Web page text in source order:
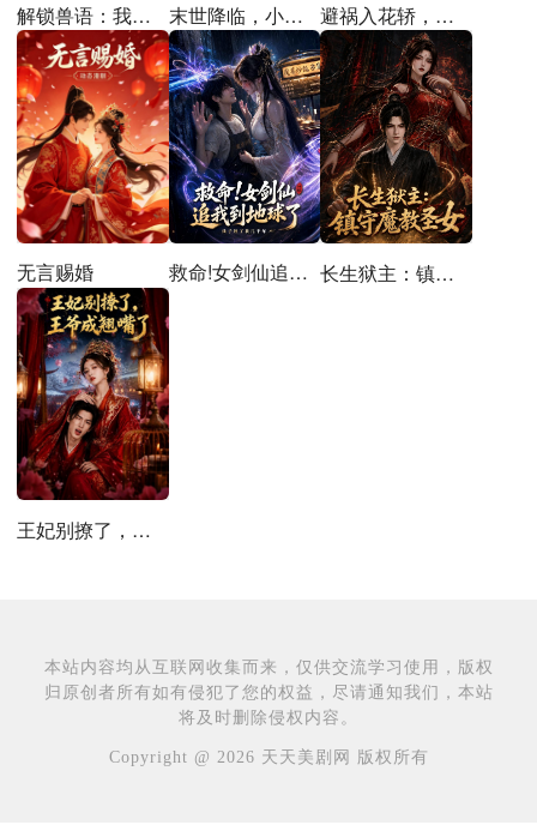
解锁兽语：我把百兽当萌宠 末世降临，小尸尸我呀吸吸吸 避祸入花轿，我解锁将军独宠剧本
无言赐婚 救命!女剑仙追到地球了 长生狱主：镇守魔教圣女
王妃别撩了，王爷成翘嘴了
本站内容均从互联网收集而来，仅供交流学习使用，版权
归原创者所有如有侵犯了您的权益，尽请通知我们，本站
将及时删除侵权内容。
Copyright @ 2026 天天美剧网 版权所有